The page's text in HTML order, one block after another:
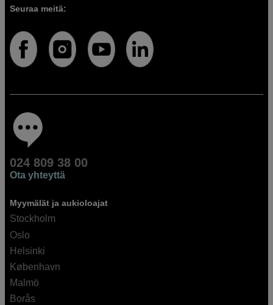
Seuraa meitä:
024 809 38 00
Ota yhteyttä
Myymälät ja aukioloajat
Stockholm
Oslo
Helsinki
København
Malmö
Borås